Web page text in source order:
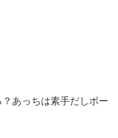
あっちは素手だしボー